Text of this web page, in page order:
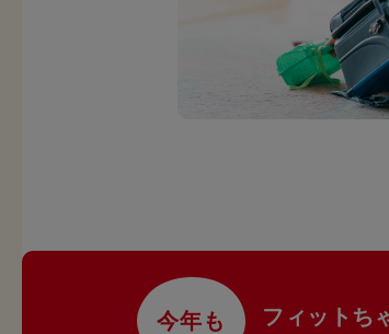
今年も フィットち